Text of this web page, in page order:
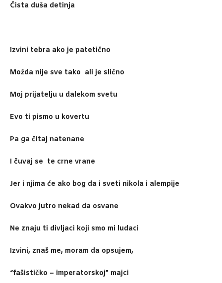
Čista duša detinja
Izvini tebra ako je patetično
Možda nije sve tako ali je slično
Moj prijatelju u dalekom svetu
Evo ti pismo u kovertu
Pa ga čitaj natenane
I čuvaj se te crne vrane
Jer i njima će ako bog da i sveti nikola i alempije
Ovakvo jutro nekad da osvane
Ne znaju ti divljaci koji smo mi ludaci
Izvini, znaš me, moram da opsujem,
“fašističko – imperatorskoj” majci